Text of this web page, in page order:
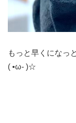
もっと早くになっ
( •ω- )☆